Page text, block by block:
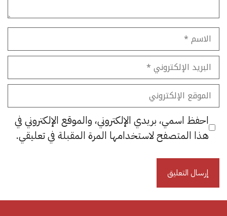
الاسم
البريد
الإلكتروني
الموقع
الإلكتروني
احفظ اسمي، بريدي الإلكتروني، والموقع الإلكتروني في
هذا المتصفح لاستخدامها المرة المقبلة في تعليقي.